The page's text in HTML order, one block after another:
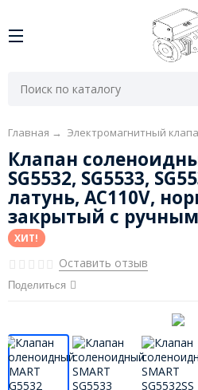
Главная → Электромагнитный
Клапан
SG5532, SG5533,
латунь, AC110V,
закрытый с
ХИТ!
Оставить отзыв
Поделиться